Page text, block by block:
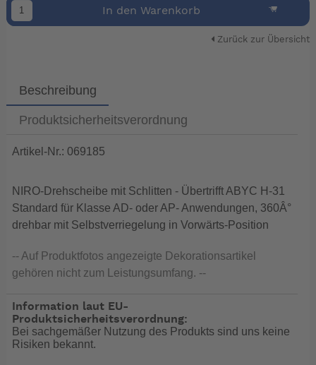
In den Warenkorb
Zurück zur Übersicht
Beschreibung
Produktsicherheitsverordnung
Artikel-Nr.: 069185
NIRO-Drehscheibe mit Schlitten - Übertrifft ABYC H-31
Standard für Klasse AD- oder AP- Anwendungen, 360Â°
drehbar mit Selbstverriegelung in Vorwärts-Position
-- Auf Produktfotos angezeigte Dekorationsartikel
gehören nicht zum Leistungsumfang. --
Information laut EU-
Produktsicherheitsverordnung:
Bei sachgemäßer Nutzung des Produkts sind uns keine
Risiken bekannt.